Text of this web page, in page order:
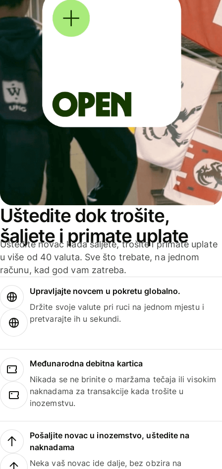
Uštedite dok trošite,
šaljete i primate uplate
Uštedite novac kada šaljete, trošite i primate uplate
u više od 40 valuta. Sve što trebate, na jednom
računu, kad god vam zatreba.
Upravljajte novcem u pokretu globalno.
Držite svoje valute pri ruci na jednom mjestu i
pretvarajte ih u sekundi.
Međunarodna debitna kartica
Nikada se ne brinite o maržama tečaja ili visokim
naknadama za transakcije kada trošite u
inozemstvu.
Pošaljite novac u inozemstvo, uštedite na
naknadama
Neka vaš novac ide dalje, bez obzira na